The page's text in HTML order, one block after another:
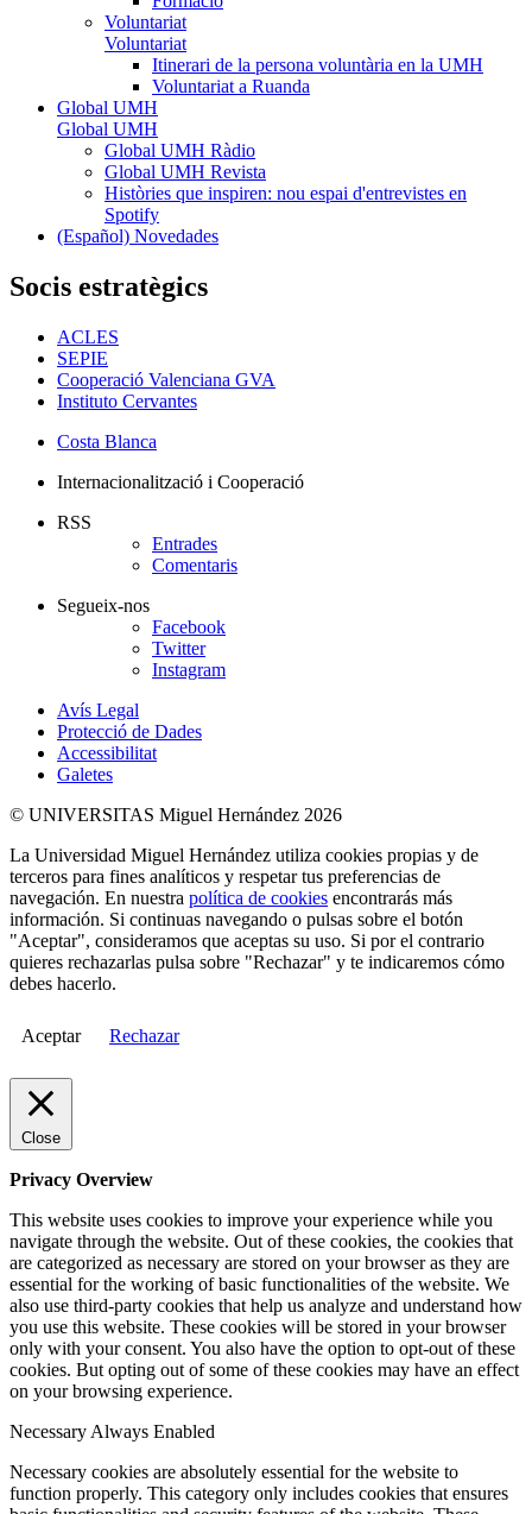
Voluntariat
Voluntariat
Itinerari de la persona voluntària en la UMH
Voluntariat a Ruanda
Global UMH
Global UMH
Global UMH Ràdio
Global UMH Revista
Històries que inspiren: nou espai d'entrevistes en
Spotify
(Español) Novedades
Socis estratègics
ACLES
SEPIE
Cooperació Valenciana GVA
Instituto Cervantes
Costa Blanca
Internacionalització i Cooperació
RSS
Entrades
Comentaris
Segueix-nos
Facebook
Twitter
Instagram
Avís Legal
Protecció de Dades
Accessibilitat
Galetes
© UNIVERSITAS Miguel Hernández 2026
La Universidad Miguel Hernández utiliza cookies propias y de
terceros para fines analíticos y respetar tus preferencias de
navegación. En nuestra política de cookies encontrarás más
información. Si continuas navegando o pulsas sobre el botón
"Aceptar", consideramos que aceptas su uso. Si por el contrario
quieres rechazarlas pulsa sobre "Rechazar" y te indicaremos cómo
debes hacerlo.
Aceptar Rechazar
Close
Privacy Overview
This website uses cookies to improve your experience while you
navigate through the website. Out of these cookies, the cookies that
are categorized as necessary are stored on your browser as they are
essential for the working of basic functionalities of the website. We
also use third-party cookies that help us analyze and understand how
you use this website. These cookies will be stored in your browser
only with your consent. You also have the option to opt-out of these
cookies. But opting out of some of these cookies may have an effect
on your browsing experience.
Necessary Always Enabled
Necessary cookies are absolutely essential for the website to
function properly. This category only includes cookies that ensures